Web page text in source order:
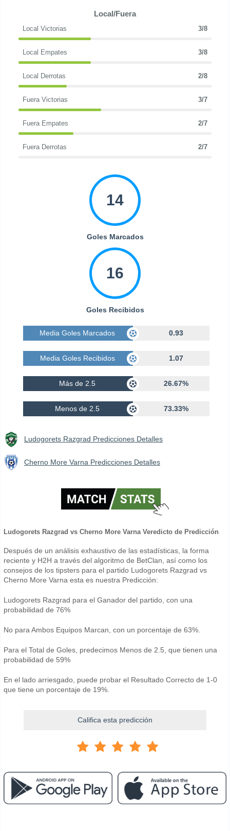
Local/Fuera
Local Victorias 3/8
Local Empates 3/8
Local Derrotas 2/8
Fuera Victorias 3/7
Fuera Empates 2/7
Fuera Derrotas 2/7
14
Goles Marcados
16
Goles Recibidos
Media Goles Marcados 0.93
Media Goles Recibidos 1.07
Más de 2.5 26.67%
Menos de 2.5 73.33%
Ludogorets Razgrad Predicciones Detalles
Cherno More Varna Predicciones Detalles
Ludogorets Razgrad vs Cherno More Varna Veredicto de Predicción
Después de un análisis exhaustivo de las estadísticas, la forma
reciente y H2H a través del algoritmo de BetClan, así como los
consejos de los tipsters para el partido Ludogorets Razgrad vs
Cherno More Varna esta es nuestra Predicción:
Ludogorets Razgrad para el Ganador del partido, con una
probabilidad de 76%
No para Ambos Equipos Marcan, con un porcentaje de 63%.
Para el Total de Goles, predecimos Menos de 2.5, que tienen una
probabilidad de 59%
En el lado arriesgado, puede probar el Resultado Correcto de 1-0
que tiene un porcentaje de 19%.
Califica esta predicción